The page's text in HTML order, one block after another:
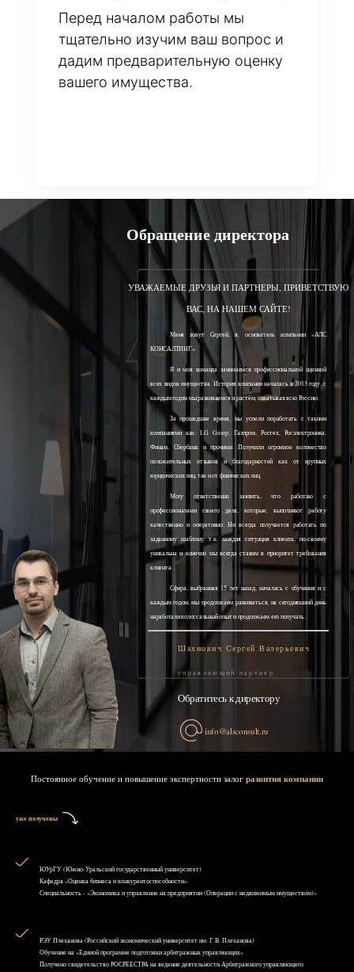
Перед началом работы мы
тщательно изучим ваш вопрос и
дадим предварительную оценку
вашего имущества.
Обращение директора
УВАЖАЕМЫЕ ДРУЗЬЯ И ПАРТНЕРЫ, ПРИВЕТСТВУЮ
ВАС, НА НАШЕМ САЙТЕ!
Меня зовут Сергей, я, основатель компании «АЛС
КОНСАЛТИНГ».
Я и моя команда занимаемся профессиональной оценкой
всех видов имущества. История компании началась в 2013 году, с
каждым годом мы развиваемся и растём, охватывая всю Россию.
За прошедшее время, мы успели поработать с такими
компаниями как: LG Group, Газпром, Ростех, Росэлектроника,
Финам, Сбербанк и прочими. Получили огромное количество
положительных отзывов и благодарностей как от крупных
юридических лиц, так и от физических лиц.
Могу ответственно заявить, что работаю с
профессионалами своего дела, которые, выполняют работу
качественно и оперативно. Ни всегда получается работать по
заданному шаблону, т.к. каждая ситуация клиента, по-своему
уникальна и конечно мы всегда ставим в приоритет требования
клиента.
Сфера, выбранная 15 лет назад, началась с обучения и с
каждым годом, мы продолжаем развиваться, на сегодняшний день
наработали колоссальный опыт и продолжаем его получать.
Шахнович Сергей Валерьевич
управляющий партнер
Обратитесь к директору
info@alsconsult.ru
Постоянное обучение и повышение экспертности залог развития компании
уже получены
ЮУрГУ (Южно-Уральский государственный университет)
Кафедра «Оценка бизнеса и конкурентоспособности»
Специальность - «Экономика и управление на предприятии (Операции с недвижимым имуществом)»
РЭУ Плеханова (Российский экономический университет им. Г.В. Плеханова)
Обучение на «Единой программе подготовки арбитражных управляющих»
Получено свидетельство РОСРЕЕСТРА на ведение деятельности Арбитражного управляющего